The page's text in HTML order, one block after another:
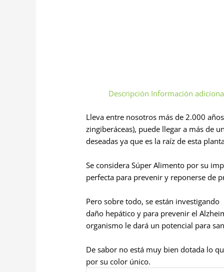
Descripción Información
Lleva entre nosotros más de 2.000
zingiberáceas), puede llegar a más de
deseadas ya que es la raíz de esta
Se considera Súper Alimento por su
perfecta para prevenir y reponerse de
Pero sobre todo, se están
daño hepático y para prevenir el
organismo le dará un potencial para
De sabor no está muy bien dotada lo
por su color único.